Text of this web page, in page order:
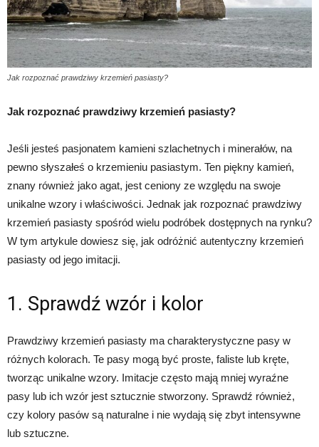
Jak rozpoznać prawdziwy krzemień pasiasty?
Jak rozpoznać prawdziwy krzemień pasiasty?
Jeśli jesteś pasjonatem kamieni szlachetnych i minerałów, na
pewno słyszałeś o krzemieniu pasiastym. Ten piękny kamień,
znany również jako agat, jest ceniony ze względu na swoje
unikalne wzory i właściwości. Jednak jak rozpoznać prawdziwy
krzemień pasiasty spośród wielu podróbek dostępnych na rynku?
W tym artykule dowiesz się, jak odróżnić autentyczny krzemień
pasiasty od jego imitacji.
1. Sprawdź wzór i kolor
Prawdziwy krzemień pasiasty ma charakterystyczne pasy w
różnych kolorach. Te pasy mogą być proste, faliste lub kręte,
tworząc unikalne wzory. Imitacje często mają mniej wyraźne
pasy lub ich wzór jest sztucznie stworzony. Sprawdź również,
czy kolory pasów są naturalne i nie wydają się zbyt intensywne
lub sztuczne.